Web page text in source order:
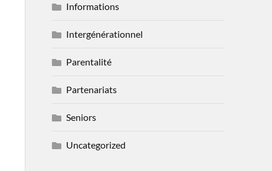
Informations
Intergénérationnel
Parentalité
Partenariats
Seniors
Uncategorized